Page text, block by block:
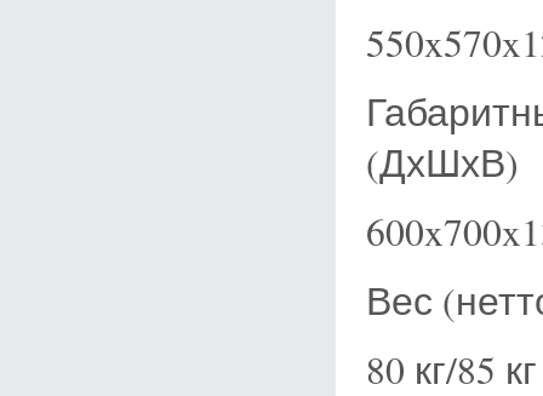
(ДхШхВ)
Вес
80 кг/85 кг